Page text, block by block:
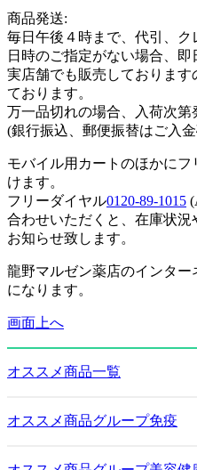
商品発送:
毎日午後４時まで、代引、ク
日時のご指定がない場合、即
実店舗でも販売しておりま
ております。
万一品切れの場合、入荷次第
(銀行振込、郵便振替はご入
モバイル用カートのほかに
けます。
フリーダイヤル0120-89-1015
合わせいただくと、在庫状
お知らせ致します。
龍野マルゼン薬店のインター
になります。
画面上へ
オススメ商品一覧
オススメ商品グループ免疫